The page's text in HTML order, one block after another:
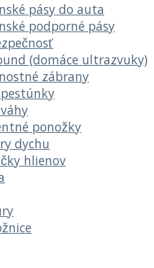
pásy do auta
podporné pásy
(domáce ultrazvuky)
zábrany
ponožky
dychu
hlienov